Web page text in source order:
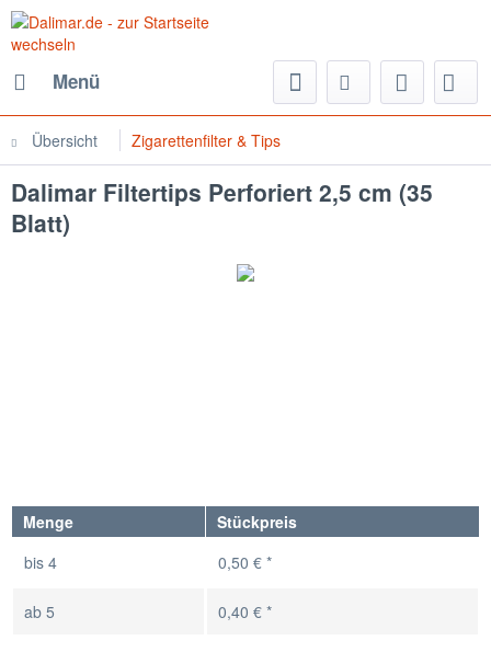
Menü
Übersicht Zigarettenfilter & Tips
Dalimar Filtertips Perforiert 2,5 cm (35
Blatt)
Menge
Stückpreis
bis 4 0,50 € *
ab 5 0,40 € *